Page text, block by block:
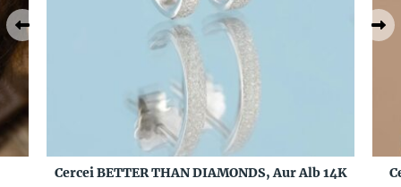
Cercei BETTER THAN DIAMONDS, Aur Alb 14K